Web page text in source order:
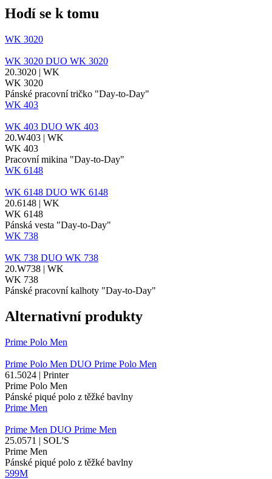
Hodí se k tomu
WK 3020
WK 3020 DUO WK 3020
20.3020 | WK
WK 3020
Pánské pracovní tričko "Day-to-Day"
WK 403
WK 403 DUO WK 403
20.W403 | WK
WK 403
Pracovní mikina "Day-to-Day"
WK 6148
WK 6148 DUO WK 6148
20.6148 | WK
WK 6148
Pánská vesta "Day-to-Day"
WK 738
WK 738 DUO WK 738
20.W738 | WK
WK 738
Pánské pracovní kalhoty "Day-to-Day"
Alternativní produkty
Prime Polo Men
Prime Polo Men DUO Prime Polo Men
61.5024 | Printer
Prime Polo Men
Pánské piqué polo z těžké bavlny
Prime Men
Prime Men DUO Prime Men
25.0571 | SOL'S
Prime Men
Pánské piqué polo z těžké bavlny
599M